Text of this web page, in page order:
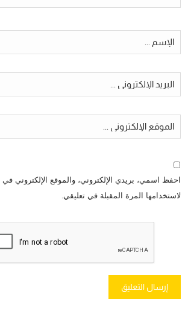
احفظ اسمي، بريدي الإلكتروني، والموقع الإلكتروني
لاستخدامها المرة المقبلة في تعليقي.